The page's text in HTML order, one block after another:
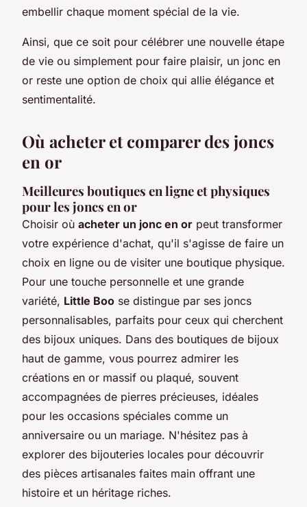
embellir chaque moment spécial de la vie.
Ainsi, que ce soit pour célébrer une nouvelle étape
de vie ou simplement pour faire plaisir, un jonc en
or reste une option de choix qui allie élégance et
sentimentalité.
Où acheter et comparer des joncs
en or
Meilleures boutiques en ligne et physiques
pour les joncs en or
Choisir où acheter un jonc en or peut transformer
votre expérience d'achat, qu'il s'agisse de faire un
choix en ligne ou de visiter une boutique physique.
Pour une touche personnelle et une grande
variété, Little Boo se distingue par ses joncs
personnalisables, parfaits pour ceux qui cherchent
des bijoux uniques. Dans des boutiques de bijoux
haut de gamme, vous pourrez admirer les
créations en or massif ou plaqué, souvent
accompagnées de pierres précieuses, idéales
pour les occasions spéciales comme un
anniversaire ou un mariage. N'hésitez pas à
explorer des bijouteries locales pour découvrir
des pièces artisanales faites main offrant une
histoire et un héritage riches.